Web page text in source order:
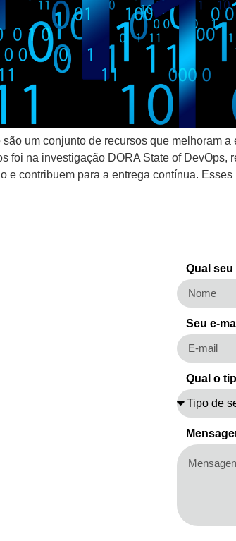
um conjunto de recursos que melhoram
foi na investigação DORA State of
e contribuem para a entrega contínua.
Qual seu
Seu e-
Qual o